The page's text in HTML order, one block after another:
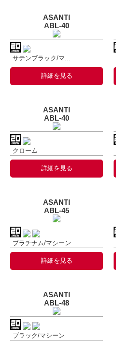
ASANTI
ABL-40
サテンブラック/マ...
詳細を見る
ASANTI
ABL-40
クローム
詳細を見る
ASANTI
ABL-45
プラチナム/マシーン
詳細を見る
ASANTI
ABL-48
ブラック/マシーン